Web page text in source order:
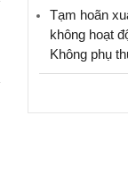
Tạm hoãn
không hoạt
Không phụ